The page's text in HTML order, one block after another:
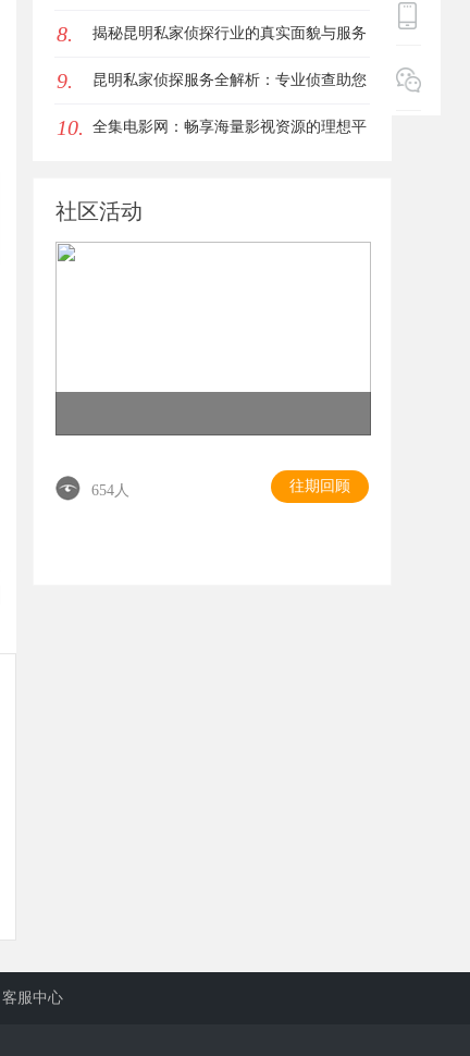
8. 揭秘昆明私家侦探行业的真实面貌与服务
价值
9. 昆明私家侦探服务全解析：专业侦查助您
解决疑难问题
10. 全集电影网：畅享海量影视资源的理想平
社区活动
654人 往期回顾
客服中心